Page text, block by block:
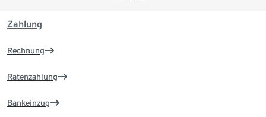
Zahlung
Rechnung
Ratenzahlung
Bankeinzug